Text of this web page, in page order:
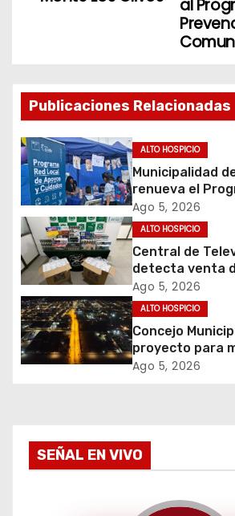
c
i
ó
n
d
e
e
n
t
a
d
al
Publicaciones Relacionadas
ALTO HOSPICIO
Municipalidad
renueva el
de Apoyos y
Ago 5, 2026
ALTO HOSPICIO
Central de
detecta venta
contrabando y
incautación de
cajetillas
Ago 5, 2026
ALTO HOSPICIO
Concejo
proyecto para
alumbrado
Ago 5, 2026
SEÑAL EN VIVO